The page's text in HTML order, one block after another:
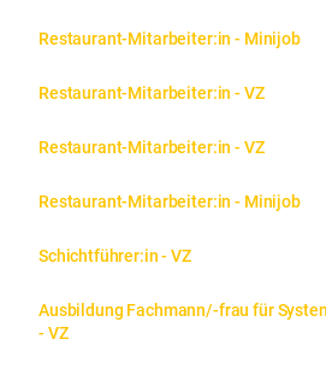
Restaurant-Mitarbeiter:in - Minijob
Restaurant-Mitarbeiter:in - VZ
Restaurant-Mitarbeiter:in - VZ
Restaurant-Mitarbeiter:in - Minijob
Schichtführer:in - VZ
Ausbildung Fachmann/-frau für
- VZ